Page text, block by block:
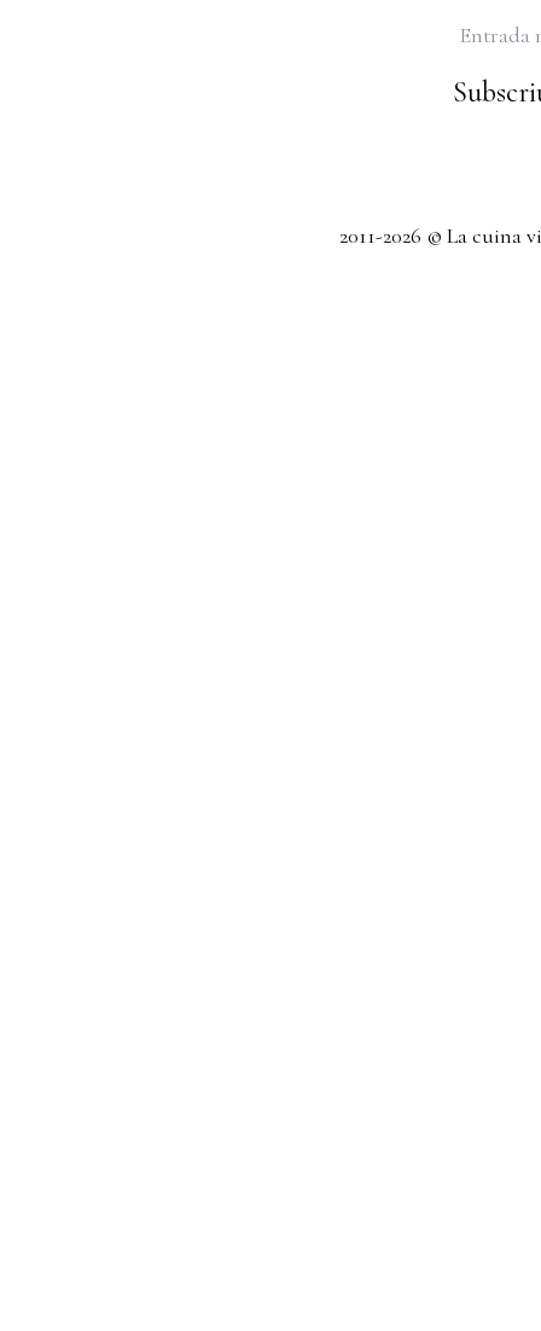
Entrada
2011-2026 © La